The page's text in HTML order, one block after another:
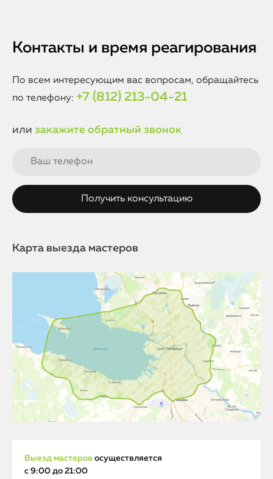
Контакты и время реагирования
По всем интересующим вас вопросам, обращайтесь
по телефону: +7 (812) 213-04-21
или закажите обратный звонок
Карта выезда мастеров
Выезд мастеров осуществляется
с 9:00 до 21:00